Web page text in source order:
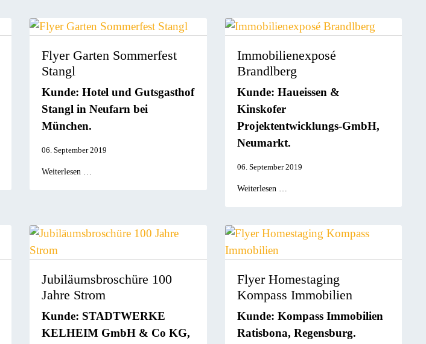
Flyer Garten Sommerfest
Stangl
Kunde: Hotel und Gutsgasthof
Stangl in Neufarn bei
München.
06. September 2019
Weiterlesen …
Immobilienexposé
Brandlberg
Kunde: Haueissen &
Kinskofer
Projektentwicklungs-GmbH,
Neumarkt.
06. September 2019
Weiterlesen …
Jubiläumsbroschüre 100
Jahre Strom
Kunde: STADTWERKE
KELHEIM GmbH & Co KG,
Flyer Homestaging
Kompass Immobilien
Kunde: Kompass Immobilien
Ratisbona, Regensburg.